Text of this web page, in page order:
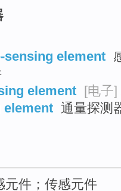
sensing element
element
[电子]
通量探测
元件；传感元件